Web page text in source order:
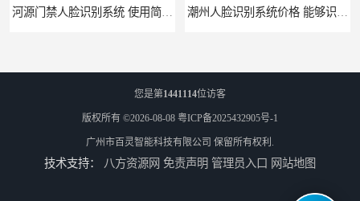
您是第1441114位访客
版权所有 ©2026-08-08 粤ICP备2025432905号-1
广州市百灵智能科技有限公司 保留所有权利.
技术支持： 八方资源网 免责声明 管理员入口 网站地图